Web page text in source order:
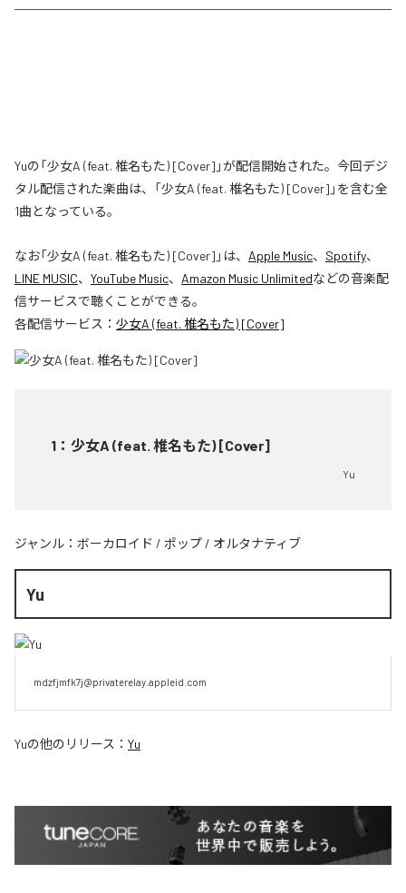
Yuの「少女A (feat. 椎名もた) [Cover]」が配信開始された。今回デジ
タル配信された楽曲は、「少女A (feat. 椎名もた) [Cover]」を含む全
1曲となっている。
なお「少女A (feat. 椎名もた) [Cover] 」は、 Apple Music、 Spotify、
LINE MUSIC、 YouTube Music、 Amazon Music Unlimitedなどの音楽配
信サービスで聴くことができる。
各配信サービス： 少女A (feat. 椎名もた) [Cover]
1 ： 少女A (feat. 椎名もた) [Cover]
Yu
ジャンル： ボーカロイド / ポップ / オルタナティブ
Yu
mdzfjmfk7j@privaterelay.appleid.com
Yuの他のリリース： Yu